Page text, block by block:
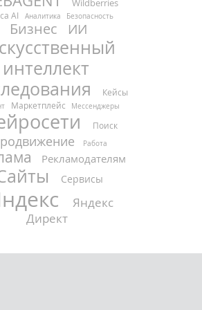
Wildberries
AI Аналитика Безопасность
Бизнес ИИ
интеллект
Кейсы
Маркетплейс Мессенджеры
Поиск
Работа
Рекламодателям
Сервисы
Яндекс
Директ